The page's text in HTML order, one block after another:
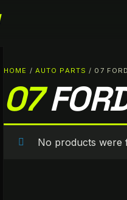
HOME / AUTO PARTS / 07
07
No products were